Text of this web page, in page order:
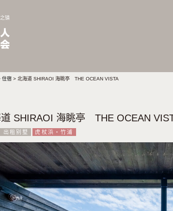
镇
住宿 > 北海道 SHIRAOI 海眺亭 THE OCEAN VISTA
SHIRAOI 海眺亭 THE OCEAN
出租别墅 虎杖浜・竹浦